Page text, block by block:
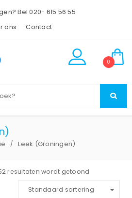
Bel 020- 615 56 55
ons
Contact
0
/ Leek (Groningen)
resultaten wordt getoond
Standaard sortering